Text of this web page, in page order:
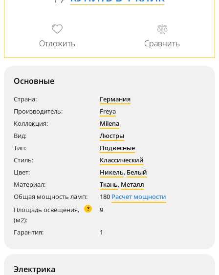
Основные
Страна:
Германия
Производитель:
Freya
Коллекция:
Milena
Вид:
Люстры
Тип:
Подвесные
Стиль:
Классический
Цвет:
Никель, Белый
Материал:
Ткань, Металл
Общая мощность ламп:
180 Расчет мощности
Площадь освещения,
(м2):
? 9
Гарантия: 1
Электрика